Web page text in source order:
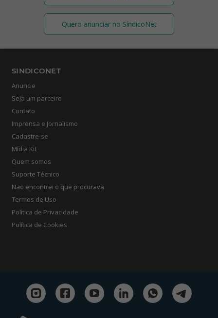
Quero anunciar no SíndicoNet
SINDICONET
Anuncie
Seja um parceiro
Contato
Imprensa e Jornalismo
Cadastre-se
Mídia Kit
Quem somos
Suporte Técnico
Não encontrei o que procurava
Termos de Uso
Política de Privacidade
Política de Cookies